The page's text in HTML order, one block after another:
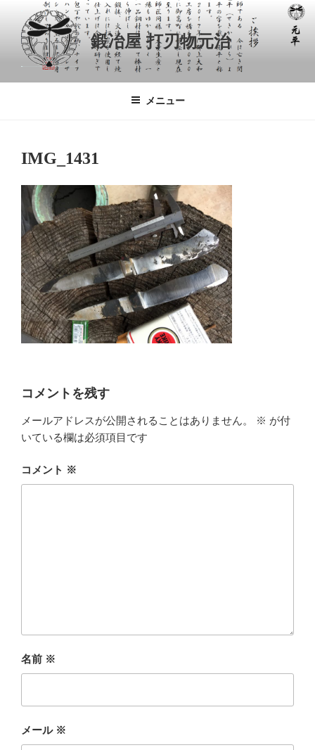
鍛冶屋 打刃物元治
メニュー
IMG_1431
コメントを残す
メールアドレスが公開されることはありません。 ※ が付
いている欄は必須項目です
コメント ※
名前 ※
メール ※